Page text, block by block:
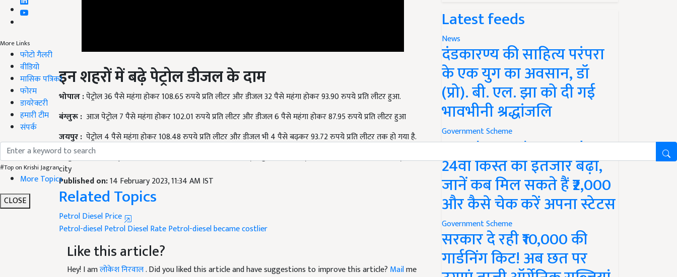
More Links
फोटो गैलरी
वीडियो
मासिक पत्रिका
फोरम
डायरेक्टरी
हमारी टीम
संपर्क
#Top on Krishi Jagran
More Topics
CLOSE
इन शहरों में बढ़े पेट्रोल डीजल के दाम
भोपाल :पेट्रोल 36 पैसे महंगा होकर 108.65 रुपये प्रति लीटर और डीजल 32 पैसे महंगा होकर 93.90 रुपये प्रति लीटर हुआ.
आज पेट्रोल 7 पैसे महंगा होकर 102.01 रुपये प्रति लीटर और डीजल 6 पैसे महंगा होकर 87.95 रुपये प्रति लीटर हुआ
जयपुर
पेट्रोल 4 पैसे महंगा होकर 108.48 रुपये प्रति लीटर और डीजल भी 4 पैसे बढ़कर 93.72 रुपये प्रति लीटर तक हो गया है.
English Summary:Petrol-diesel became costlier in many big cities today, know their latest rates in your
city
Published on:
Related Topics
Petrol Diesel Price
Petrol-diesel Petrol Diesel Rate
Like this article?
Hey! I amलोकेश निरवाल. Did you liked this article and have suggestions to improve this article?
your suggestions and feedback.
Latest feeds
News
दंडकारण्य की साहित्य परंपरा
के एक युग का अवसान, डॉ
(प्रो). बी. एल. झा को दी गई
भावभीनी श्रद्धांजलि
Government Scheme
PM Kisan Yojana Update:
24वीं किस्त का इंतजार बढ़ा,
जानें कब मिल सकते हैं ₹2,000
और कैसे चेक करें अपना स्टेटस
Government Scheme
सरकार दे रही ₹10,000 की
गार्डनिंग किट! अब छत पर